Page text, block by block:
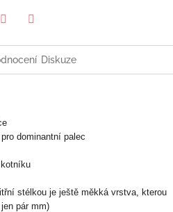
Diskuze
dominantní palec
stélkou je ještě měkká vrstva, kterou
pár mm)